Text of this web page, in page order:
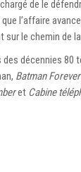
de le
l’affaire
le chemin de
décennies 80
Batman Forever
et Cabine